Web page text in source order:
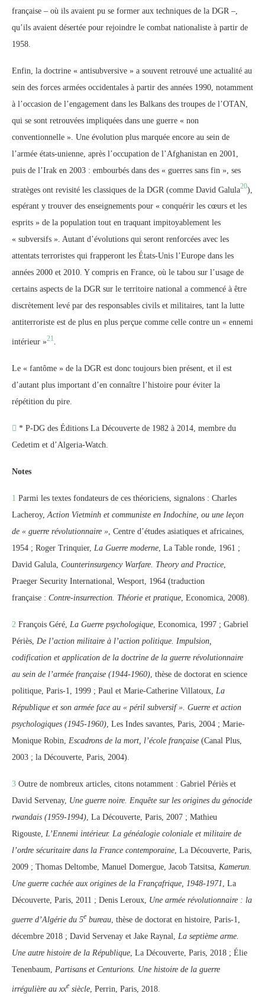
française – où ils avaient pu se former aux techniques de la DGR –,
qu’ils avaient désertée pour rejoindre le combat nationaliste à partir de
1958.
Enfin, la doctrine « antisubversive » a souvent retrouvé une actualité au
sein des forces armées occidentales à partir des années 1990, notamment
à l’occasion de l’engagement dans les Balkans des troupes de l’OTAN,
qui se sont retrouvées impliquées dans une guerre « non
conventionnelle ». Une évolution plus marquée encore au sein de
l’armée états-unienne, après l’occupation de l’Afghanistan en 2001,
puis de l’Irak en 2003 : embourbés dans des « guerres sans fin », ses
stratèges ont revisité les classiques de la DGR (comme David Galula20),
espérant y trouver des enseignements pour « conquérir les cœurs et les
esprits » de la population tout en traquant impitoyablement les
« subversifs ». Autant d’évolutions qui seront renforcées avec les
attentats terroristes qui frapperont les États-Unis l’Europe dans les
années 2000 et 2010. Y compris en France, où le tabou sur l’usage de
certains aspects de la DGR sur le territoire national a commencé à être
discrètement levé par des responsables civils et militaires, tant la lutte
antiterroriste est de plus en plus perçue comme celle contre un « ennemi
intérieur »21.
Le « fantôme » de la DGR est donc toujours bien présent, et il est
d’autant plus important d’en connaître l’histoire pour éviter la
répétition du pire.
 * P-DG des Éditions La Découverte de 1982 à 2014, membre du
Cedetim et d’Algeria-Watch.
Notes
1 Parmi les textes fondateurs de ces théoriciens, signalons : Charles
Lacheroy,Action Vietminh et communiste en Indochine, ou une leçon
de « guerre révolutionnaire », Centre d’études asiatiques et africaines,
1954 ; Roger Trinquier, La Guerre moderne, La Table ronde, 1961 ;
David Galula, Counterinsurgency Warfare. Theory and Practice,
Praeger Security International, Wesport, 1964 (traduction
française : Contre-insurrection. Théorie et pratique, Economica, 2008).
2 François Géré, La Guerre psychologique, Economica, 1997 ; Gabriel
Périès, De l’action militaire à l’action politique. Impulsion,
codification et application de la doctrine de la guerre révolutionnaire
au sein de l’armée française (1944-1960), thèse de doctorat en science
politique, Paris-1, 1999 ; Paul et Marie-Catherine Villatoux, La
République et son armée face au « péril subversif ». Guerre et action
psychologiques (1945-1960), Les Indes savantes, Paris, 2004 ; Marie-
Monique Robin, Escadrons de la mort, l’école française (Canal Plus,
2003 ; la Découverte, Paris, 2004).
3 Outre de nombreux articles, citons notamment : Gabriel Périès et
David Servenay, Une guerre noire. Enquête sur les origines du génocide
rwandais (1959-1994), La Découverte, Paris, 2007 ; Mathieu
Rigouste, L’Ennemi intérieur. La généalogie coloniale et militaire de
l’ordre sécuritaire dans la France contemporaine, La Découverte, Paris,
2009 ; Thomas Deltombe, Manuel Domergue, Jacob Tatsitsa, Kamerun.
Une guerre cachée aux origines de la Françafrique, 1948-1971, La
Découverte, Paris, 2011 ; Denis Leroux, Une armée révolutionnaire : la
guerre d’Algérie du 5e bureau , thèse de doctorat en histoire, Paris-1,
décembre 2018 ; David Servenay et Jake Raynal, La septième arme.
Une autre histoire de la République , La Découverte, Paris, 2018 ; Élie
Tenenbaum, Partisans et Centurions. Une histoire de la guerre
irrégulière au xxe siècle , Perrin, Paris, 2018.